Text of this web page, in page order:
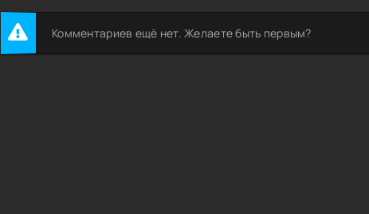
Комментариев ещё нет. Желаете быть первым?